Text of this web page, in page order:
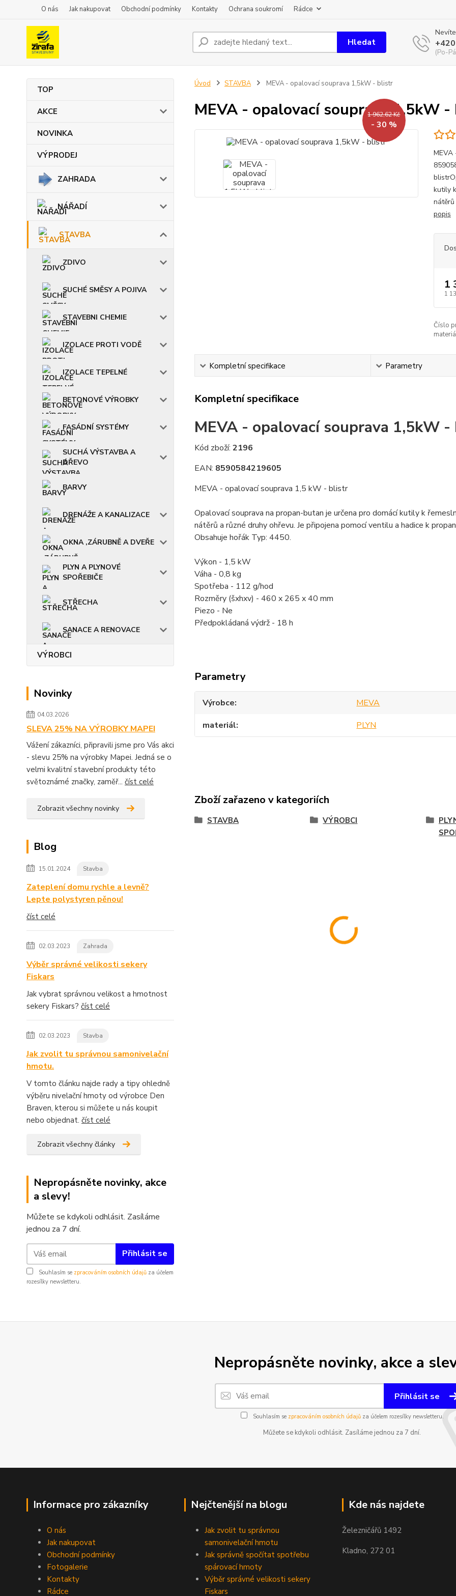
O nás Jak nakupovat Obchodní podmínky Kontakty Ochrana soukromí Rádce
Hledat
(Po-
TOP
AKCE
NOVINKA
VÝPRODEJ
ZAHRADA
NÁŘADÍ
STAVBA
ZDIVO
SUCHÉ SMĚSY A POJIVA
STAVEBNI CHEMIE
IZOLACE PROTI VODĚ
IZOLACE TEPELNÉ
BETONOVÉ VÝROBKY
FASÁDNÍ SYSTÉMY
SUCHÁ VÝSTAVBA A
DŘEVO
BARVY
DRENÁŽE A KANALIZACE
OKNA ,ZÁRUBNĚ A DVEŘE
PLYN A PLYNOVÉ
SPOŘEBIČE
STŘECHA
SANACE A RENOVACE
VÝROBCI
Novinky
04.03.2026
SLEVA 25% NA VÝROBKY MAPEI
Vážení zákazníci, připravili jsme pro Vás akci
- slevu 25% na výrobky Mapei. Jedná se o
velmi kvalitní stavební produkty této
světoznámé značky, zaměř... číst celé
Zobrazit všechny novinky
Blog
15.01.2024 Stavba
Zateplení domu rychle a levně?
Lepte polystyren pěnou!
číst celé
02.03.2023 Zahrada
Výběr správné velikosti sekery
Fiskars
Jak vybrat správnou velikost a hmotnost
sekery Fiskars? číst celé
02.03.2023 Stavba
Jak zvolit tu správnou samonivelační
hmotu.
V tomto článku najde rady a tipy ohledně
výběru nivelační hmoty od výrobce Den
Braven, kterou si můžete u nás koupit
nebo objednat. číst celé
Zobrazit všechny články
Nepropásněte novinky, akce
a slevy!
Můžete se kdykoli odhlásit. Zasíláme
jednou za 7 dní.
Přihlásit se
Souhlasím se zpracováním osobních údajů za účelem
rozesílky newsletteru.
Úvod STAVBA MEVA - opalovací souprava 1,5kW - blistr
MEVA - opalovací souprava 1,5kW
1 962,62 Kč
- 30 %
kutily
popis
1
1
Číslo
Kompletní specifikace Parametry
Kompletní specifikace
MEVA - opalovací souprava 1,5kW
Kód zboží: 2196
EAN: 8590584219605
MEVA - opalovací souprava 1,5 kW - blistr
Opalovací souprava na propan-butan je určena pro domácí kutily k
nátěrů a různé druhy ohřevu. Je připojena pomocí ventilu a hadice k
Obsahuje hořák Typ: 4450.
Výkon - 1,5 kW
Váha - 0,8 kg
Spotřeba - 112 g/hod
Rozměry (šxhxv) - 460 x 265 x 40 mm
Piezo - Ne
Předpokládaná výdrž - 18 h
Parametry
Výrobce
MEVA
materiál
PLYN
Zboží zařazeno v kategoriích
STAVBA VÝROBCI
Nepropásněte novinky, akce a
Přihlásit se
Souhlasím se zpracováním osobních údajůza účelem rozesílky newsletteru.
Můžete se kdykoli odhlásit. Zasíláme jednou za 7 dní.
Informace pro zákazníky
O nás
Jak nakupovat
Obchodní podmínky
Fotogalerie
Kontakty
Rádce
Nejčtenější na blogu
Jak zvolit tu správnou
samonivelační hmotu
Jak správně spočítat spotřebu
spárovací hmoty
Výběr správné velikosti sekery
Fiskars
Kde nás najdete
Železničářů 1492
Kladno, 272 01